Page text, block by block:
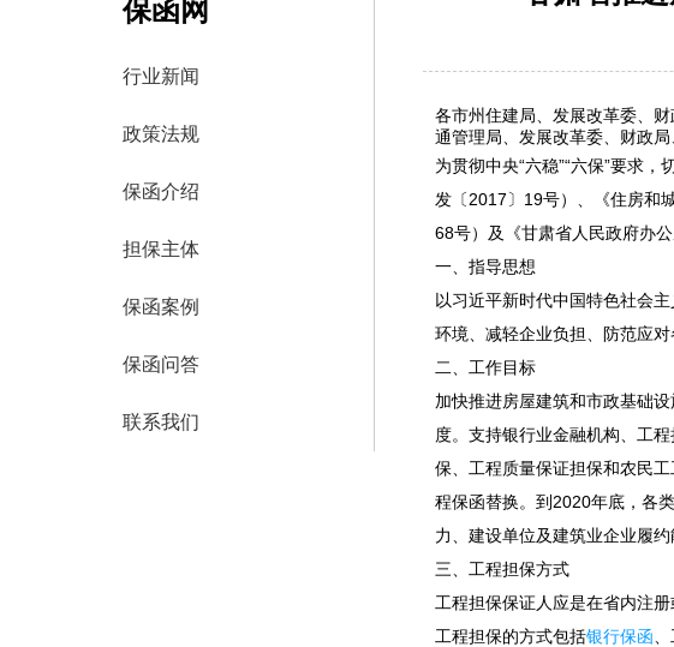
保函网
行业新闻
政策法规
保函介绍
担保主体
保函案例
保函问答
联系我们
各市州住建局、发展改革委、
通管理局、发展改革委、财政
为贯彻中央“六稳”“六保”要求
发〔2017〕19号）、《住房和
68号）及《甘肃省人民政府办
一、指导思想
以习近平新时代中国特色社会
环境、减轻企业负担、防范应
二、工作目标
加快推进房屋建筑和市政基础
度。支持银行业金融机构、工
保、工程质量保证担保和农民
程保函替换。到2020年底，各
力、建设单位及建筑业企业履约
三、工程担保方式
工程担保保证人应是在省内注
工程担保的方式包括银行保函